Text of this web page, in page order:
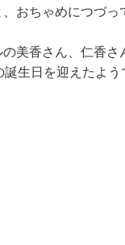
おちゃめにつづっ
美香さん、仁香
生日を迎えたよ